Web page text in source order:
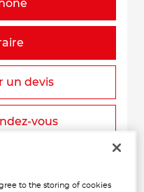
un devis
vous
to the storing of cookies